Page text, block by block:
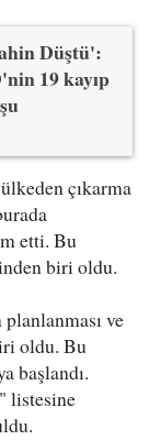
Düştü':
19 kayıp
ülkeden çıkarma
etti. Bu
biri oldu.
ve
oldu. Bu
başlandı.
listesine